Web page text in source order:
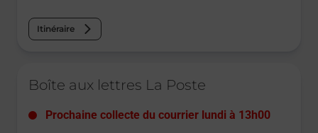
Itinéraire
Boîte aux lettres La Poste
Prochaine collecte du courrier lundi à 13h00